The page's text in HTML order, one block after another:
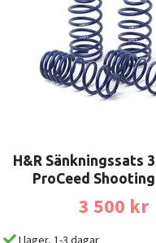
H&R Sänkningssats
ProCeed
3 500 kr
I lager, 1-3 dagar